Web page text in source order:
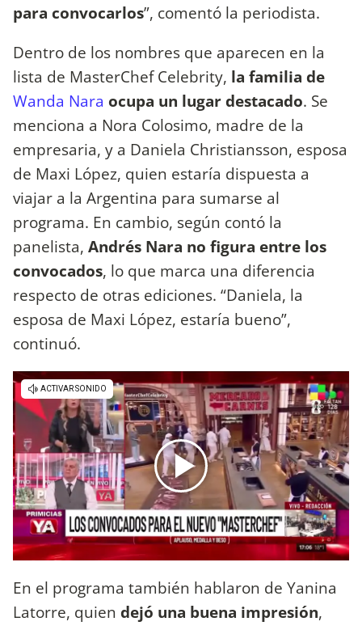
para convocarlos”, comentó la periodista.
Dentro de los nombres que aparecen en la
lista de MasterChef Celebrity, la familia de
Wanda Nara ocupa un lugar destacado. Se
menciona a Nora Colosimo, madre de la
empresaria, y a Daniela Christiansson, esposa
de Maxi López, quien estaría dispuesta a
viajar a la Argentina para sumarse al
programa. En cambio, según contó la
panelista, Andrés Nara no figura entre los
convocados, lo que marca una diferencia
respecto de otras ediciones. “Daniela, la
esposa de Maxi López, estaría bueno”,
continuó.
En el programa también hablaron de Yanina
Latorre, quien dejó una buena impresión,